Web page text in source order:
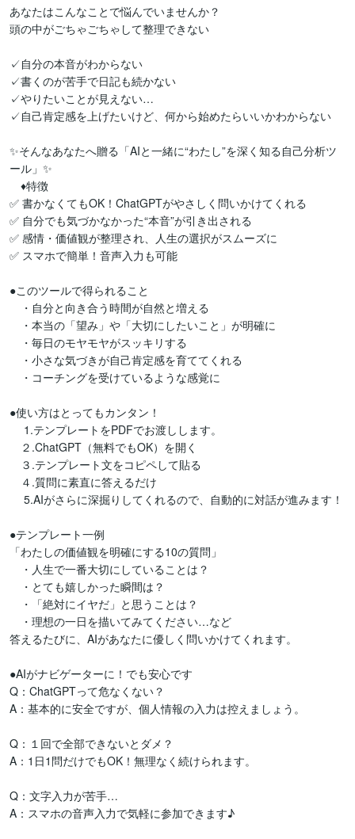
あなたはこんなことで悩んでいませんか？
頭の中がごちゃごちゃして整理できない
✓自分の本音がわからない
✓書くのが苦手で日記も続かない
✓やりたいことが見えない…
✓自己肯定感を上げたいけど、何から始めたらいいかわからない
✨そんなあなたへ贈る「AIと一緒に“わたし”を深く知る自己分析ツ
ール」✨
♦特徴
✅ 書かなくてもOK！ChatGPTがやさしく問いかけてくれる
✅ 自分でも気づかなかった“本音”が引き出される
✅ 感情・価値観が整理され、人生の選択がスムーズに
✅ スマホで簡単！音声入力も可能
●このツールで得られること
・自分と向き合う時間が自然と増える
・本当の「望み」や「大切にしたいこと」が明確に
・毎日のモヤモヤがスッキリする
・小さな気づきが自己肯定感を育ててくれる
・コーチングを受けているような感覚に
●使い方はとってもカンタン！
２.ChatGPT（無料でもOK）を開く
３.テンプレート文をコピペして貼る
４.質問に素直に答えるだけ
5.AIがさらに深掘りしてくれるので、自動的に対話が進みます！
●テンプレート一例
「わたしの価値観を明確にする10の質問」
・人生で一番大切にしていることは？
・とても嬉しかった瞬間は？
・「絶対にイヤだ」と思うことは？
・理想の一日を描いてみてください…など
答えるたびに、AIがあなたに優しく問いかけてくれます。
●AIがナビゲーターに！でも安心です
Q：ChatGPTって危なくない？
A：基本的に安全ですが、個人情報の入力は控えましょう。
Q：１回で全部できないとダメ？
A：1日1問だけでもOK！無理なく続けられます。
Q：文字入力が苦手…
A：スマホの音声入力で気軽に参加できます♪